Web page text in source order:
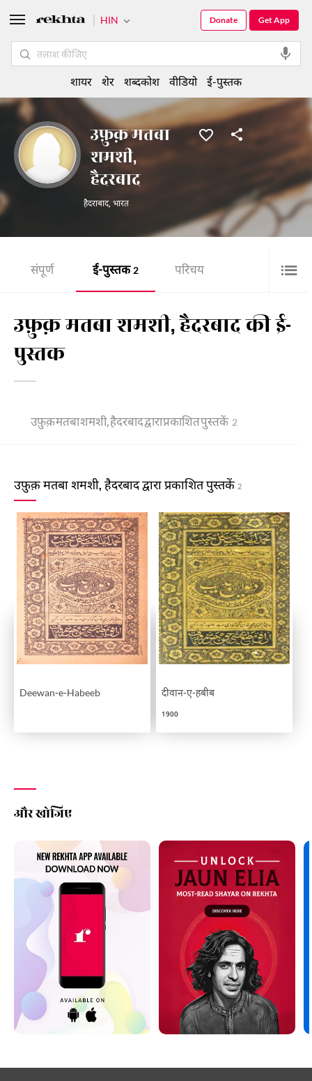
उफ़ुक़ मतबा
शमशी,
हैदरबाद
हैदराबाद, भारत
संपूर्ण ई-पुस्तक 2 परिचय
उफ़ुक़ मतबा शमशी, हैदरबाद की ई-
पुस्तक
उफ़ुक़ मतबा शमशी, हैदरबाद द्वारा प्रकाशित पुस्तकें 2
उफ़ुक़ मतबा शमशी, हैदरबाद द्वारा प्रकाशित पुस्तकें 2
Deewan-e-Habeeb दीवान-ए-हबीब
1900
और खोजिए
HIN Get App
Donate
शायर शेर शब्दकोश वीडियो ई-पुस्तक